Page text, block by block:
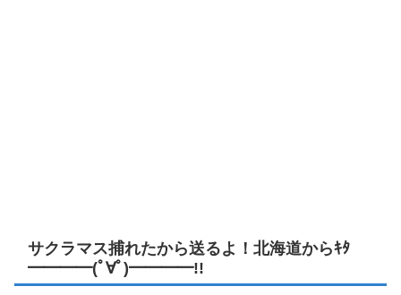
サクラマス捕れたから送るよ！北海道からｷﾀ
━━━━(ﾟ∀ﾟ)━━━━!!